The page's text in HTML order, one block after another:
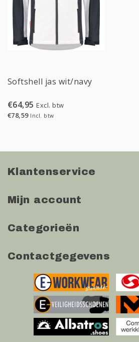
Softshell jas wit/navy
€64,95 Excl. btw
€78,59 Incl. btw
Klantenservice
Mijn account
Categorieën
Contactgegevens